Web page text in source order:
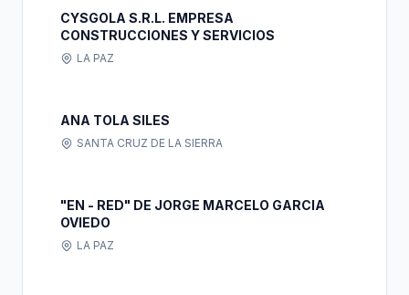
CYSGOLA S.R.L. EMPRESA
CONSTRUCCIONES Y SERVICIOS
LA PAZ
ANA TOLA SILES
SANTA CRUZ DE LA SIERRA
"EN - RED" DE JORGE MARCELO GARCIA
OVIEDO
LA PAZ